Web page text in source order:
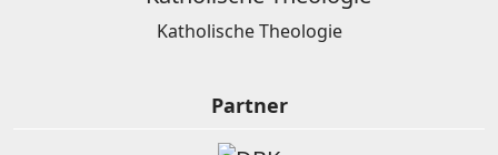
Katholische Theologie
Partner